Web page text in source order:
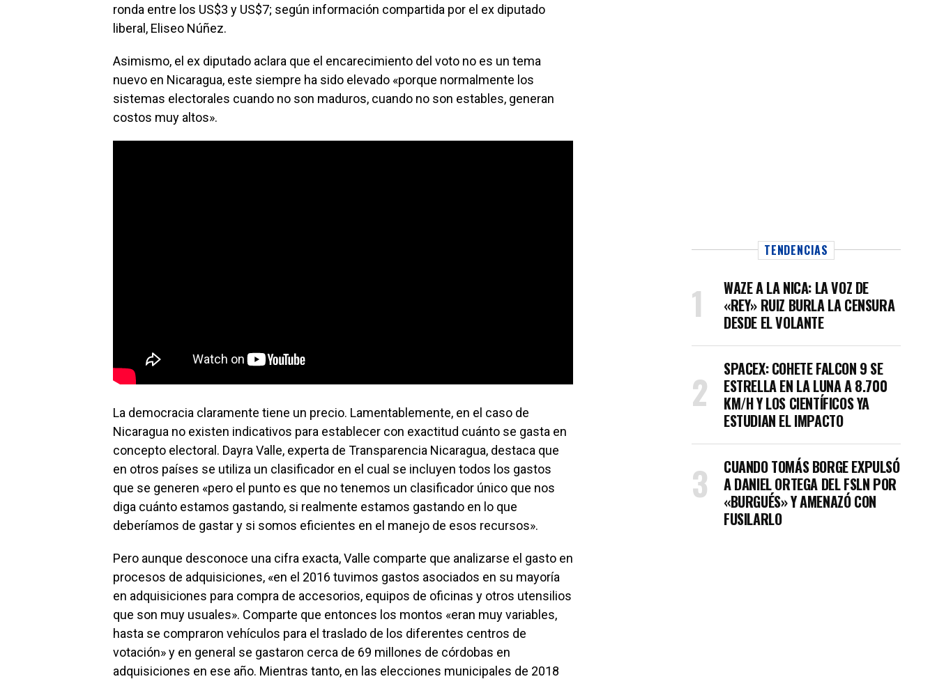
ronda entre los US$3 y US$7; según información compartida por el ex diputado
liberal, Eliseo Núñez.
Asimismo, el ex diputado aclara que el encarecimiento del voto no es un tema
nuevo en Nicaragua, este siempre ha sido elevado «porque normalmente los
sistemas electorales cuando no son maduros, cuando no son estables, generan
costos muy altos».
La democracia claramente tiene un precio. Lamentablemente, en el caso de
Nicaragua no existen indicativos para establecer con exactitud cuánto se gasta en
concepto electoral. Dayra Valle, experta de Transparencia Nicaragua, destaca que
en otros países se utiliza un clasificador en el cual se incluyen todos los gastos
que se generen «pero el punto es que no tenemos un clasificador único que nos
diga cuánto estamos gastando, si realmente estamos gastando en lo que
deberíamos de gastar y si somos eficientes en el manejo de esos recursos».
Pero aunque desconoce una cifra exacta, Valle comparte que analizarse el gasto en
procesos de adquisiciones, «en el 2016 tuvimos gastos asociados en su mayoría
en adquisiciones para compra de accesorios, equipos de oficinas y otros utensilios
que son muy usuales». Comparte que entonces los montos «eran muy variables,
hasta se compraron vehículos para el traslado de los diferentes centros de
votación» y en general se gastaron cerca de 69 millones de córdobas en
adquisiciones en ese año. Mientras tanto, en las elecciones municipales de 2018
TENDENCIAS
WAZE A LA NICA: LA VOZ DE
«REY» RUIZ BURLA LA CENSURA
DESDE EL VOLANTE
SPACEX: COHETE FALCON 9 SE
ESTRELLA EN LA LUNA A 8.700
KM/H Y LOS CIENTÍFICOS YA
ESTUDIAN EL IMPACTO
CUANDO TOMÁS BORGE EXPULSÓ
A DANIEL ORTEGA DEL FSLN POR
«BURGUÉS» Y AMENAZÓ CON
FUSILARLO